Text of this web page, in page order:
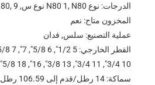
الدرجات: نوع N80 1, N80 نوع س, L80, 9كر-80, 13كر-80
المخزون متاح: نعم
عملية التصنيع: سلس, فدان
10 3/4", 11 3/4", 13 3/8", 16", 18 5/8", 20"
سماكة: 14 رطل/قدم إلى 106.59 رطل/قدم, 0.244"إلى 0.875"